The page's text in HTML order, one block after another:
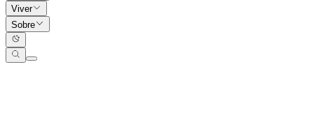
Viver
Sobre